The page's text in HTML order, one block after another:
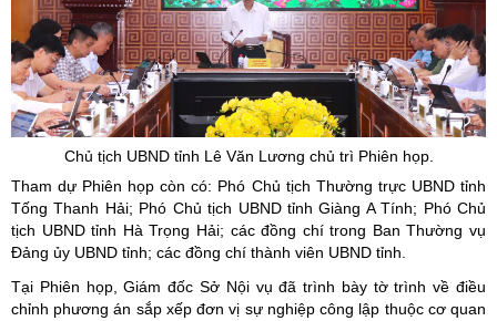
Chủ tịch UBND tỉnh Lê Văn Lương chủ trì Phiên họp.
Tham dự Phiên họp còn có: Phó Chủ tịch Thường trực UBND tỉnh
Tống Thanh Hải; Phó Chủ tịch UBND tỉnh Giàng A Tính; Phó Chủ
tịch UBND tỉnh Hà Trọng Hải; các đồng chí trong Ban Thường vụ
Đảng ủy UBND tỉnh; các đồng chí thành viên UBND tỉnh.
Tại Phiên họp, Giám đốc Sở Nội vụ đã trình bày tờ trình về điều
chỉnh phương án sắp xếp đơn vị sự nghiệp công lập thuộc cơ quan